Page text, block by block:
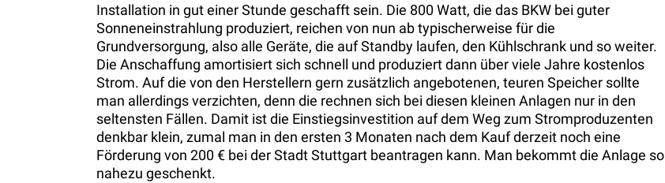
Installation in gut einer Stunde geschafft sein. Die 800 Watt, die das BKW bei guter
Sonneneinstrahlung produziert, reichen von nun ab typischerweise für die
Grundversorgung, also alle Geräte, die auf Standby laufen, den Kühlschrank und so weiter.
Die Anschaffung amortisiert sich schnell und produziert dann über viele Jahre kostenlos
Strom. Auf die von den Herstellern gern zusätzlich angebotenen, teuren Speicher sollte
man allerdings verzichten, denn die rechnen sich bei diesen kleinen Anlagen nur in den
seltensten Fällen. Damit ist die Einstiegsinvestition auf dem Weg zum Stromproduzenten
denkbar klein, zumal man in den ersten 3 Monaten nach dem Kauf derzeit noch eine
Förderung von 200 € bei der Stadt Stuttgart beantragen kann. Man bekommt die Anlage so
nahezu geschenkt.